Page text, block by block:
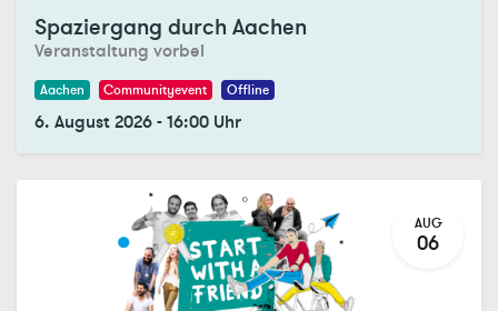
Spaziergang durch Aachen
Veranstaltung vorbei
Aachen Communityevent Offline
6. August 2026-16:00 Uhr
AUG
06